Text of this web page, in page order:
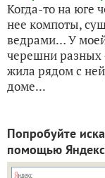
Когда-то на юге
нее компоты,
ведрами… У
черешни разных
жила рядом с
доме...
Попробуйте
помощью